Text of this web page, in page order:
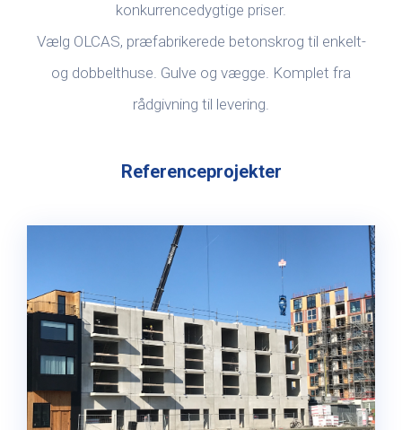
konkurrencedygtige priser.
Vælg OLCAS, præfabrikerede betonskrog til enkelt-
og dobbelthuse. Gulve og vægge. Komplet fra
rådgivning til levering.
Referenceprojekter